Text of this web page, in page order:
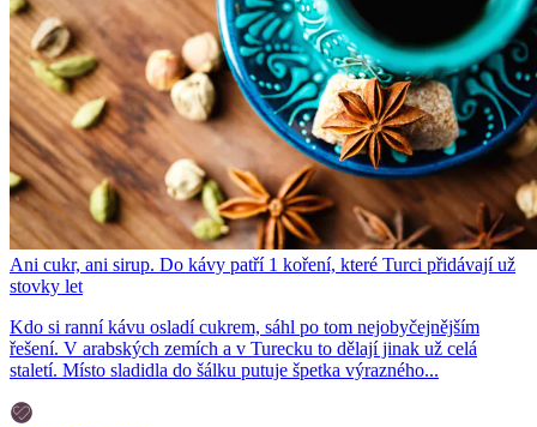
Ani cukr, ani sirup. Do kávy patří 1 koření, které Turci přidávají už
stovky let
Kdo si ranní kávu osladí cukrem, sáhl po tom nejobyčejnějším
řešení. V arabských zemích a v Turecku to dělají jinak už celá
staletí. Místo sladidla do šálku putuje špetka výrazného...